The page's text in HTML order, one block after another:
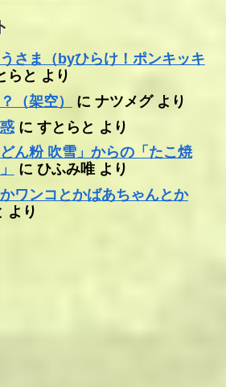
さま（byひらけ！ポンキッキ
らと より
（架空）
に ナツメグより
に すとらと より
ん粉 吹雪」からの「たこ焼
に ひふみ唯より
ワンコとかばあちゃんとか
より